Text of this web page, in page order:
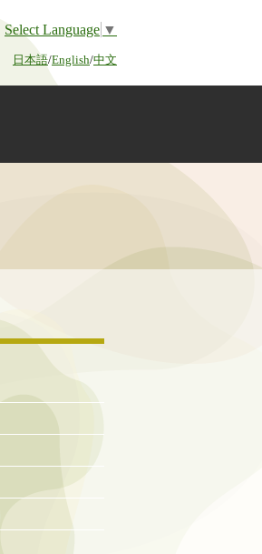
Select Language ▼
日本語/English/中文